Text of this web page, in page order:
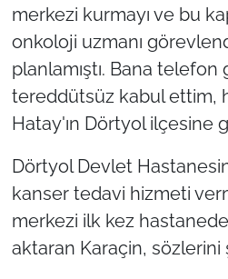
merkezi kurmayı ve bu
onkoloji uzmanı
planlamıştı. Bana
tereddütsüz kabul ettim,
Hatay'ın Dörtyol ilçesine
Dörtyol Devlet
kanser tedavi hizmeti
merkezi ilk kez hastanede
aktaran Karaçin,